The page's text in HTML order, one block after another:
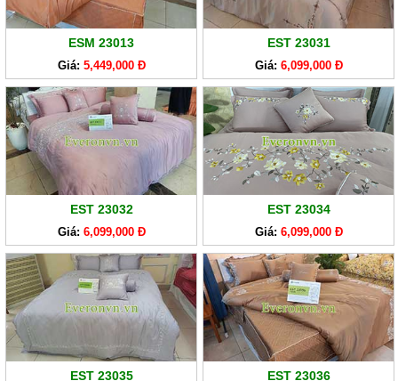
ESM 23013
Giá: 5,449,000 Đ
EST 23031
Giá: 6,099,000 Đ
EST 23032
Giá: 6,099,000 Đ
EST 23034
Giá: 6,099,000 Đ
EST 23035 EST 23036